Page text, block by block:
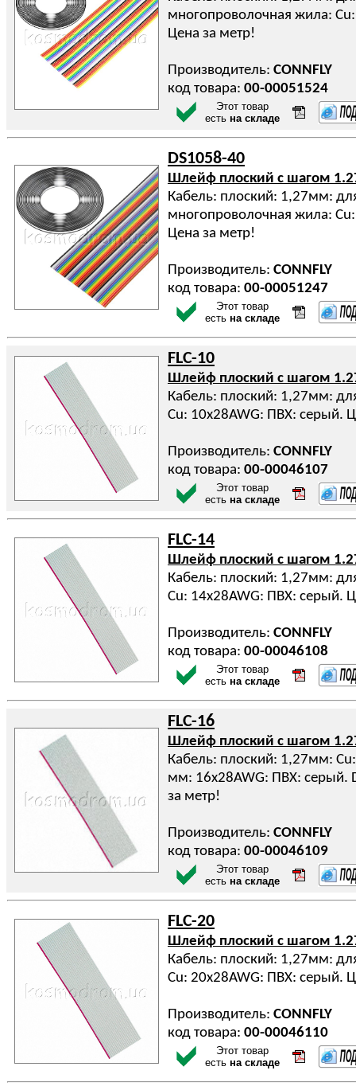
многопроволочная жила:
Цена за метр!
Производитель: CONNFLY
код товара: 00-00051524
Этот товар
есть на складе
DS1058-40
Шлейф плоский с шагом
Кабель: плоский: 1,27мм:
многопроволочная жила:
Цена за метр!
Производитель: CONNFLY
код товара: 00-00051247
Этот товар
есть на складе
FLC-10
Шлейф плоский с шагом
Кабель: плоский: 1,27мм:
Cu: 10x28AWG: ПВХ: серый.
Производитель: CONNFLY
код товара: 00-00046107
Этот товар
есть на складе
FLC-14
Шлейф плоский с шагом
Кабель: плоский: 1,27мм:
Cu: 14x28AWG: ПВХ: серый.
Производитель: CONNFLY
код товара: 00-00046108
Этот товар
есть на складе
FLC-16
Шлейф плоский с шагом
Кабель: плоский: 1,27мм:
мм: 16x28AWG: ПВХ: серый.
за метр!
Производитель: CONNFLY
код товара: 00-00046109
Этот товар
есть на складе
FLC-20
Шлейф плоский с шагом
Кабель: плоский: 1,27мм:
Cu: 20x28AWG: ПВХ: серый.
Производитель: CONNFLY
код товара: 00-00046110
Этот товар
есть на складе